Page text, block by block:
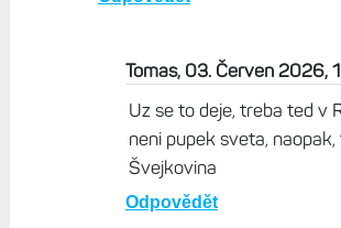
Tomas, 03. Červen 2026,
Uz se to deje, treba ted v
neni pupek sveta,
Švejkovina
Odpovědět